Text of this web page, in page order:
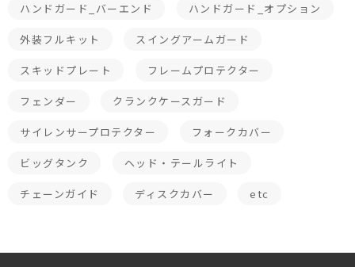
ハンドガード_バーエンド ハンドガード_オプション
外装フルキット スイングアームガード
スキッドプレート フレームプロテクター
フェンダー クランクケースガード
サイレンサープロテクター フォークカバー
ビッグタンク ヘッド・テールライト
チェーンガイド ディスクカバー etc